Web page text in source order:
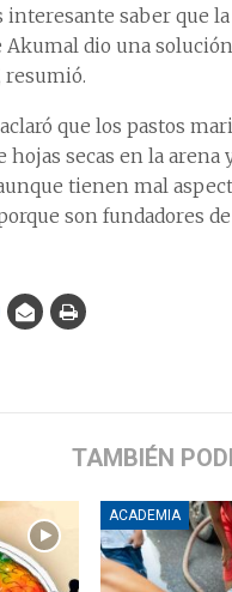
interesante saber que
Akumal dio una
resumió.
que los pastos
hojas secas en la
tienen mal
son fundadores
TAMBIÉN
ACADEMIA